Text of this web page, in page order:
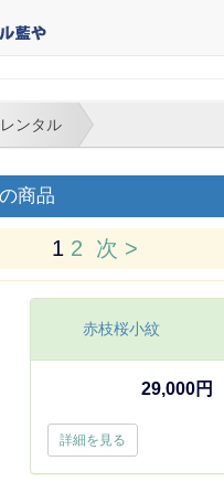
ものレンタル藍や | 袴レンタル
ンタル
商品
1 2 次 >
赤枝桜小紋
29,000円
詳細を見る